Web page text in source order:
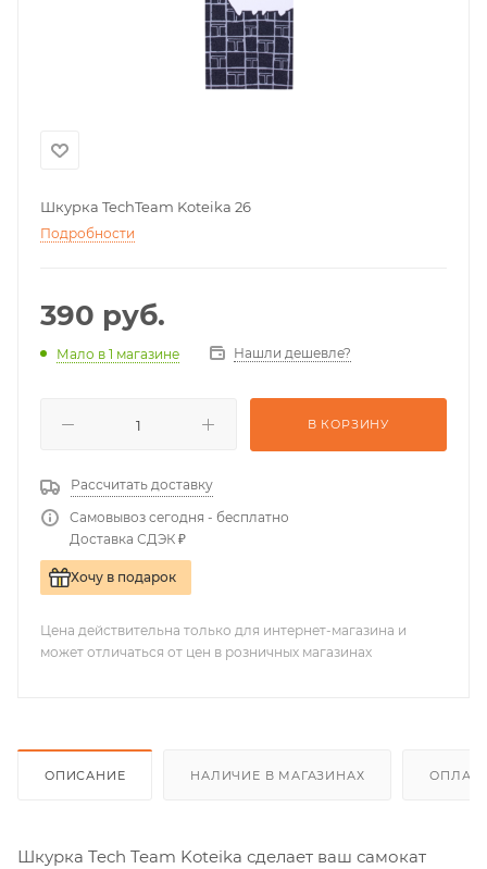
Шкурка TechTeam Koteika 26
Подробности
390 руб.
Мало в 1 магазине Нашли дешевле?
В КОРЗИНУ
Рассчитать доставку
Самовывоз сегодня - бесплатно
Доставка СДЭК ₽
Хочу в подарок
Цена действительна только для интернет-магазина и
может отличаться от цен в розничных магазинах
ОПИСАНИЕ НАЛИЧИЕ В МАГАЗИНАХ
Шкурка Tech Team Koteika сделает ваш самокат